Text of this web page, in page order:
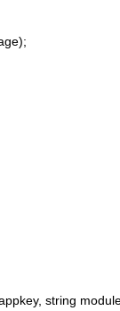
appkey, string